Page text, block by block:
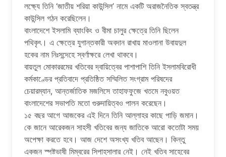
লক্ষ্যে তিনি ‘জাতীয় শরিয়া কাউন্সিল’ নামে একটি অরাজনৈতিক স্বতন্ত্র
কাউন্সিল গঠন করেছিলেন।
বাংলাদেশে ইসলামি ব্যাংকিং ও বীমা চালুর ক্ষেত্রে তিনি ছিলেন
পথিকৃৎ। এ ক্ষেত্রে যুগান্তকারী অবদান রাখায় মাওলানা উবায়দুল
হকের নাম নিঃসন্দেহে স্বর্ণাক্ষরে লেখা থাকবে।
বায়তুল মোকাররমের খতিবের দ্বায়িত্বের পাশাপাশি তিনি ইসলামবিরোধী
কর্মকাণ্ডের প্রতিবাদে প্রতিষ্ঠিত সম্মিলিত সংগ্রাম পরিষদের
চেয়ারম্যান, আন্তর্জাতিক মজলিসে তাহাফফুজে খতমে নবুওয়ত
বাংলাদেশের সভাপতি মতো গুরুদায়িত্বও পালন করেছেন।
১৫ বছর আগে আজকের এই দিনে তিনি আল্লাহর কাছে পাড়ি জমান।
কে জানে আরেকজন সাহসী খতিবের জন্য জাতিকে আরো কতোটা সময়
অপেক্ষা করতে হবে। আজ দেশে অসংখ্য খতিব আছেন। কিন্তু
একজন স্পষ্টভাষী মিম্বরের সিপাহসালার নেই। নেই খতিব সাহেবের